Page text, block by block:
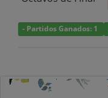
- Partidos Ganados: 1